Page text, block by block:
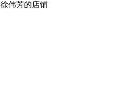
徐伟芳的店铺